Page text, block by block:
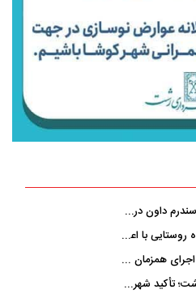
«امیر حیدری» بلاگر قمی مبتلا به سندرم داون درگذشت
شروع عملیات آسفالت ۵ پروژه راه ‌روستایی با اعتبار ۳۷۰ میلیاردی در گیلان
شب‌های عمرانی رشت ادامه دارد؛ اجرای همزمان آسفالت‌ریزی در پنج منطقه شهری
نظارت بامدادی بر آسفالت‌ریزی رشت؛ تأکید شهردار و بازرس کل بر کیفیت اجرای پروژه‌ها